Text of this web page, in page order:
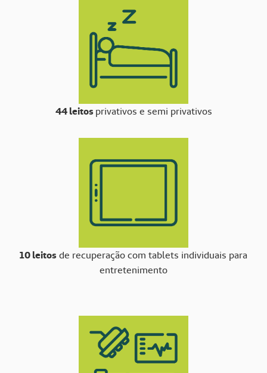
44 leitosprivativos e semi privativos
10 leitosde recuperação com tablets individuais para
entretenimento